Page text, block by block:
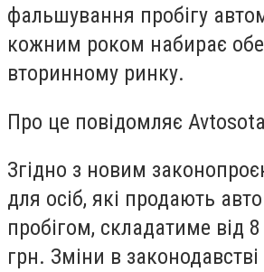
фальшування пробігу
кожним роком набирає
вторинному ринку.
Про це повідомляє
Згідно з новим
для осіб, які продають
пробігом, складатиме від
грн. Зміни в